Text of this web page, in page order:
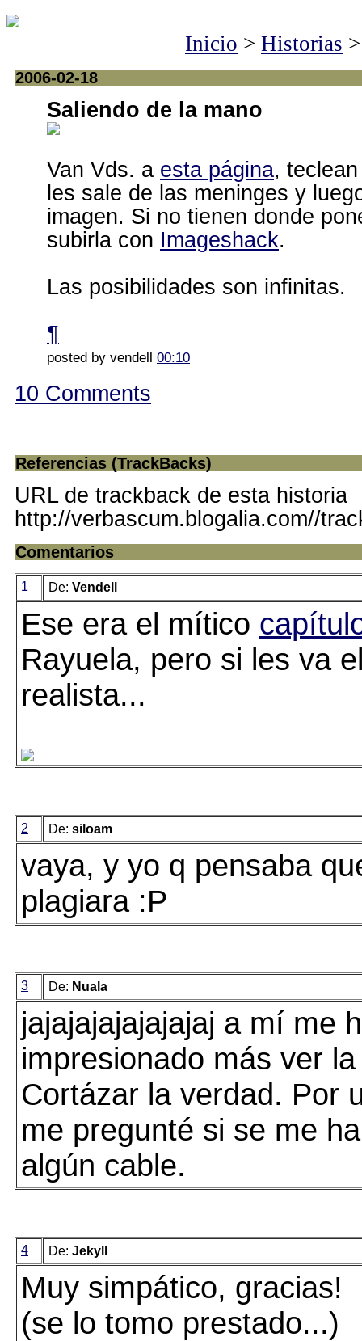
Inicio > Historias
2006-02-18
Saliendo de la mano
Van Vds. a esta página,
les sale de las meninges y
imagen. Si no tienen donde
subirla con Imageshack.
Las posibilidades son infinitas.
¶
posted by vendell 00:10
10 Comments
Referencias (TrackBacks)
URL de trackback de esta historia
http://verbascum.blogalia.com//
Comentarios
1 De: Vendell
Ese era el mítico
Rayuela, pero si les va
realista...
2 De: siloam
vaya, y yo q pensaba
plagiara :P
3 De: Nuala
jajajajajajajajaj a mí me
impresionado más ver
Cortázar la verdad. Por
me pregunté si se me
algún cable.
4 De: Jekyll
Muy simpático, gracias!
(se lo tomo prestado...)